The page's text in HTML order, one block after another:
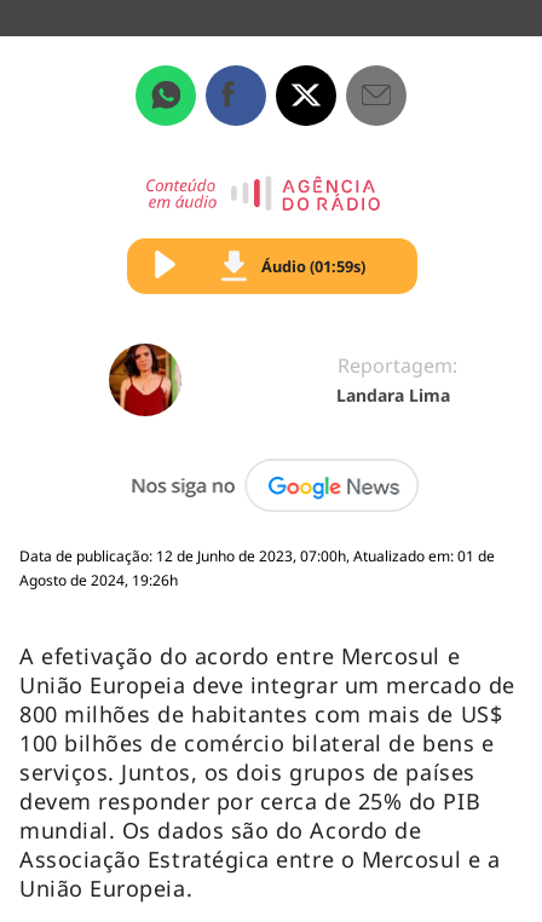
Áudio (01:59s)
Reportagem:
Landara Lima
Data de publicação: 12 de Junho de 2023, 07:00h, Atualizado em: 01 de
Agosto de 2024, 19:26h
A efetivação do acordo entre Mercosul e
União Europeia deve integrar um mercado de
800 milhões de habitantes com mais de US$
100 bilhões de comércio bilateral de bens e
serviços. Juntos, os dois grupos de países
devem responder por cerca de 25% do PIB
mundial. Os dados são do Acordo de
Associação Estratégica entre o Mercosul e a
União Europeia.